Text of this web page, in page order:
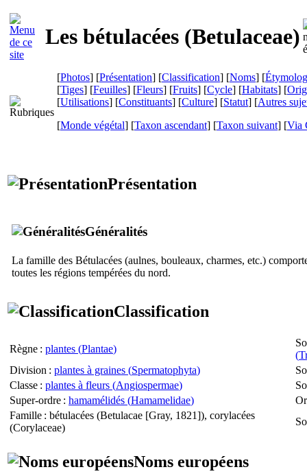
Les bétulacées (Betulaceae)
[Photos] [Présentation] [Classification] [Noms] [
[Tiges] [Feuilles] [Fleurs] [Fruits] [Cycle] [Habitats] [
[Utilisations] [Constituants] [Culture] [Statut] [Autres
[Monde végétal] [Taxon ascendant] [Taxon suivant] [Via
Présentation
Généralités
La famille des Bétulacées (aulnes, bouleaux, charmes, etc.)
toutes les régions tempérées du nord.
Classification
Règne : plantes (Plantae)
(
Division : plantes à graines (Spermatophyta)
Classe : plantes à fleurs (Angiospermae)
Super-ordre : hamamélidés (Hamamelidae)
Famille : bétulacées (Betulacae [Gray, 1821]), corylacées
(Corylaceae)
Noms européens